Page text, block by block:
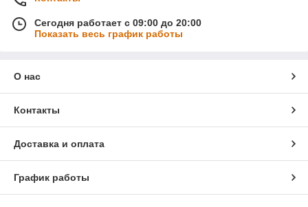
Сегодня работает с 09:00 до 20:00
Показать весь график работы
О нас
Контакты
Доставка и оплата
График работы